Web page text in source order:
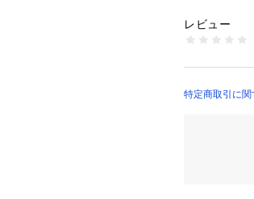
【Bシリーズ
・重心アン
レビュー
特定商取引に関